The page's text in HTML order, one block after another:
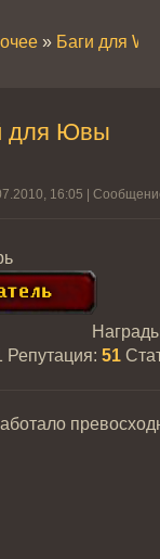
» Баги для
для Ювы
16:05 |
Репутация: 51